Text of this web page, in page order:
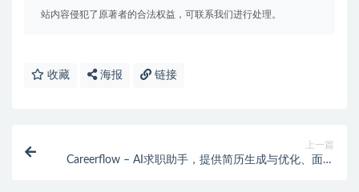
站内容侵犯了原著者的合法权益，可联系我们进行处理。
收藏 海报 链接
上一篇
Careerflow – AI求职助手，提供简历生成与优化、面试